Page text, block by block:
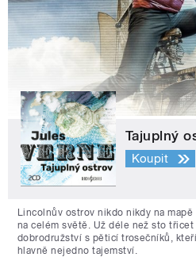
Tajuplný
Koupit
Lincolnův ostrov nikdo nikdy na
na celém světě. Už déle než sto
dobrodružství s pěticí trosečníků,
hlavně nejedno tajemství.